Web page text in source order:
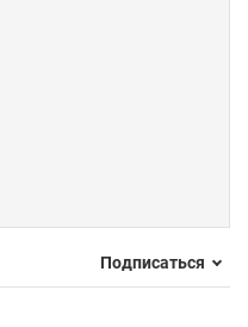
Подписаться